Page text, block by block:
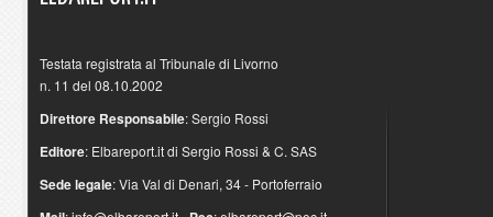
Testata registrata al Tribunale di Livorno
n. 11 del 08.10.2002
Direttore Responsabile: Sergio Rossi
Editore: Elbareport.it di Sergio Rossi & C. SAS
Sede legale: Via Val di Denari, 34 - Portoferraio